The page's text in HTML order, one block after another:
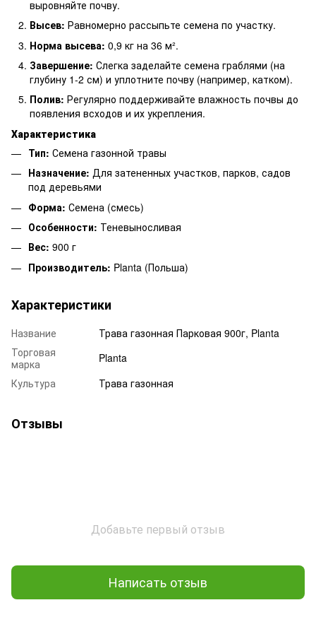
выровняйте почву.
Высев: Равномерно рассыпьте семена по участку.
Норма высева: 0,9 кг на 36 м².
Завершение: Слегка заделайте семена граблями (на
глубину 1-2 см) и уплотните почву (например, катком).
Полив: Регулярно поддерживайте влажность почвы до
появления всходов и их укрепления.
Характеристика
Тип: Семена газонной травы
Назначение: Для затененных участков, парков, садов
под деревьями
Форма: Семена (смесь)
Особенности: Теневыносливая
Вес: 900 г
Производитель: Planta (Польша)
Характеристики
Название
Трава газонная Парковая 900г, Planta
Торговая
марка
Planta
Культура
Трава газонная
Отзывы
Добавьте первый отзыв
Написать отзыв